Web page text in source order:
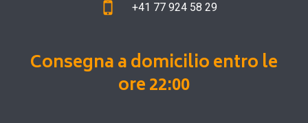
+41 77 924 58 29
Consegna a domicilio entro le
ore 22:00